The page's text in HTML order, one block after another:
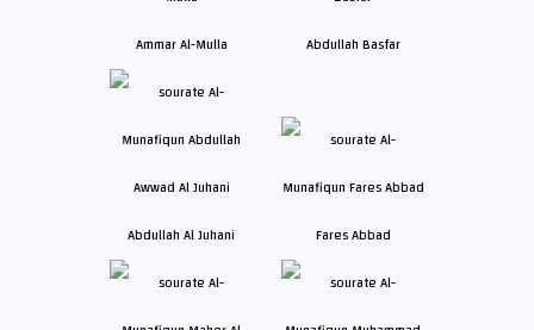
Ammar Al-Mulla Abdullah Basfar
Abdullah Al Juhani Fares Abbad